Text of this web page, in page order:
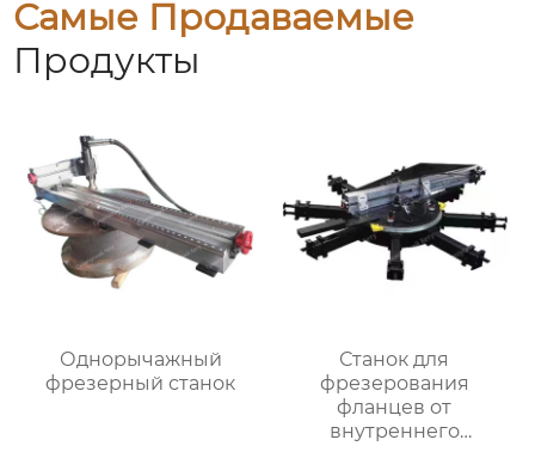
Самые Продаваемые
Продукты
Однорычажный
фрезерный станок
Станок для
фрезерования
фланцев от
внутреннего